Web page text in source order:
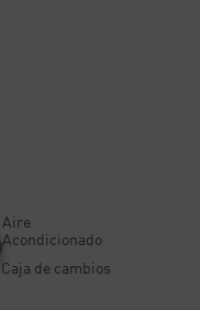
Aire
Acondicionado
Caja de cambios